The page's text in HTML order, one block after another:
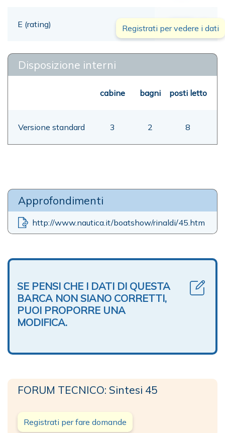
E (rating) 00,00 mt
Registrati per vedere i dati
Disposizione interni
cabine bagni posti letto
Versione standard 3 2 8
Approfondimenti
http://www.nautica.it/boatshow/rinaldi/45.htm
SE PENSI CHE I DATI DI QUESTA
BARCA NON SIANO CORRETTI,
PUOI PROPORRE UNA
MODIFICA.
FORUM TECNICO: Sintesi 45
Registrati per fare domande